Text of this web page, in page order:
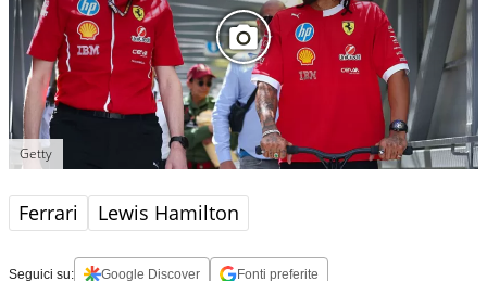
Getty
Ferrari Lewis Hamilton
Seguici su: Google Discover Fonti preferite